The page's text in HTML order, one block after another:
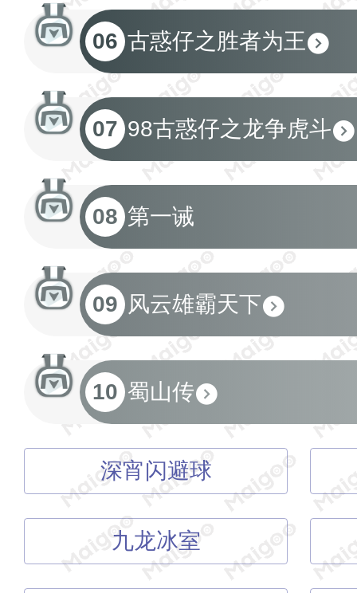
06 古惑仔之胜者为王
07 98古惑仔之龙争虎斗
08 第一诫
09 风云雄霸天下
10 蜀山传
深宵闪避球
九龙冰室